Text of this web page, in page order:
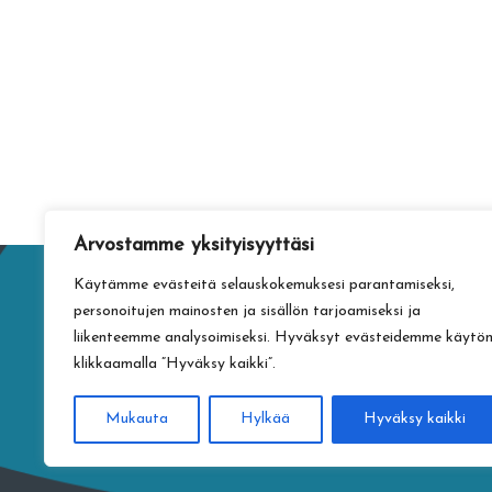
Arvostamme yksityisyyttäsi
Käytämme evästeitä selauskokemuksesi parantamiseksi,
personoitujen mainosten ja sisällön tarjoamiseksi ja
liikenteemme analysoimiseksi. Hyväksyt evästeidemme käytön
klikkaamalla ”Hyväksy kaikki”.
Mukauta Hylkää Hyväksy kaikki